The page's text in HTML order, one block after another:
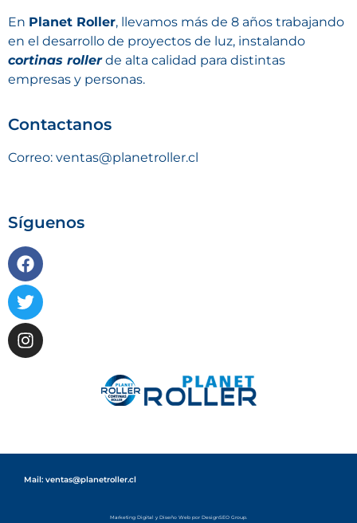
En Planet Roller, llevamos más de 8 años trabajando
en el desarrollo de proyectos de luz, instalando
cortinas rollerde alta calidad para distintas
empresas y personas.
Contactanos
Correo: ventas@planetroller.cl
Síguenos
Mail: ventas@planetroller.cl
Marketing Digital y Diseño Web por DesignSEO Group.